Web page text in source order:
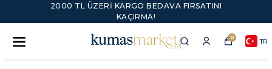
2000 TL ÜZERI KARGO BEDAVA FIRSATINI
KAÇIRMA!
0 TR